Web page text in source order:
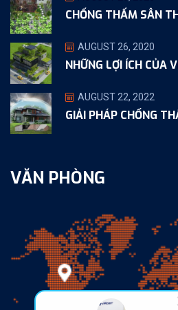
CHỐNG THẤM SÂN
AUGUST 26, 2020
NHỮNG LỢI ÍCH CỦA
AUGUST 22, 2022
GIẢI PHÁP CHỐNG
VĂN PHÒNG